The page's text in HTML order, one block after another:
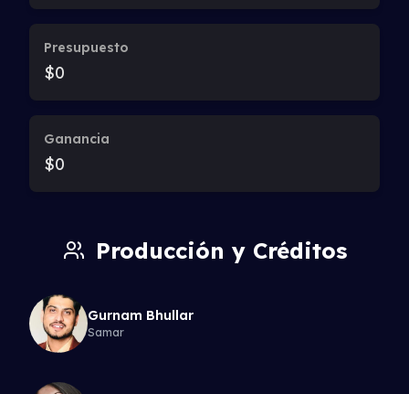
Presupuesto
$0
Ganancia
$0
Producción y Créditos
Gurnam Bhullar
Samar